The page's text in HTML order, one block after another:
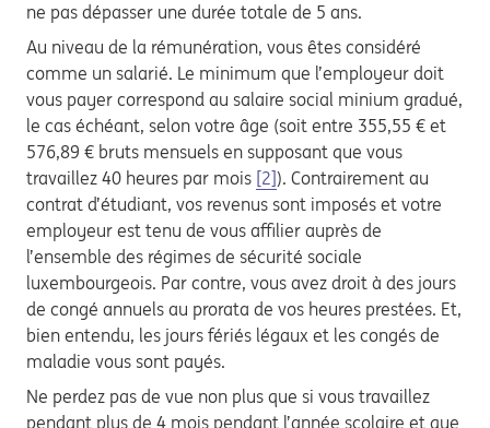
ne pas dépasser une durée totale de 5 ans.
Au niveau de la rémunération, vous êtes considéré
comme un salarié. Le minimum que l’employeur doit
vous payer correspond au salaire social minium gradué,
le cas échéant, selon votre âge (soit entre 355,55 € et
576,89 € bruts mensuels en supposant que vous
travaillez 40 heures par mois [2]). Contrairement au
contrat d’étudiant, vos revenus sont imposés et votre
employeur est tenu de vous affilier auprès de
l’ensemble des régimes de sécurité sociale
luxembourgeois. Par contre, vous avez droit à des jours
de congé annuels au prorata de vos heures prestées. Et,
bien entendu, les jours fériés légaux et les congés de
maladie vous sont payés.
Ne perdez pas de vue non plus que si vous travaillez
pendant plus de 4 mois pendant l’année scolaire et que